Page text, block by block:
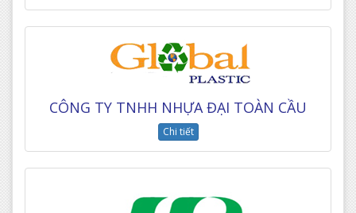
CÔNG TY TNHH NHỰA ĐẠI TOÀN CẦU
Chi tiết